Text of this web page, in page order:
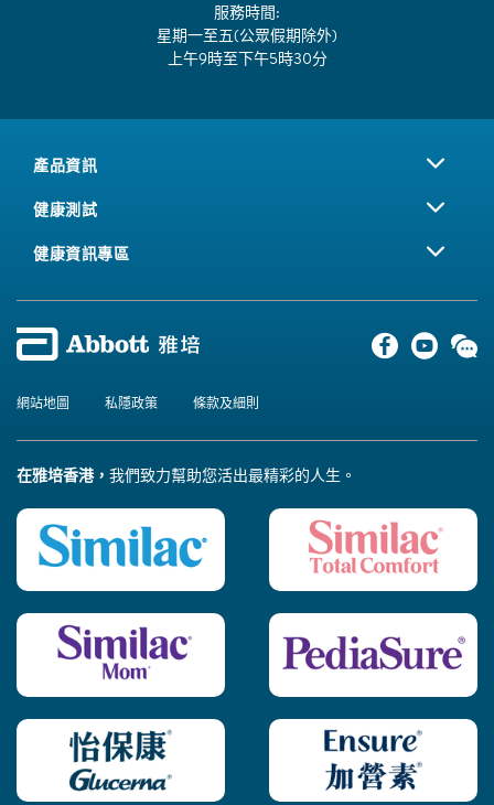
服務時間:
星期一至五(公眾假期除外)
上午9時至下午5時30分
產品資訊
健康測試
健康資訊專區
網站地圖 私隱政策 條款及細則
在雅培香港， 我們致力幫助您活出最精彩的人生。